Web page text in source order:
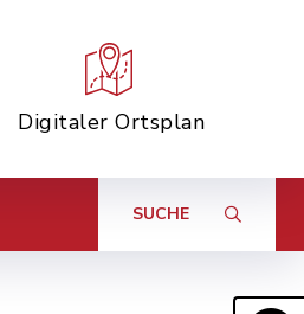
Digitaler Ortsplan
SUCHE